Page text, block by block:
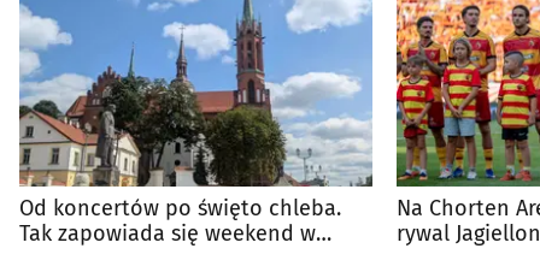
Od koncertów po święto chleba.
Tak zapowiada się weekend w
Na Chorten
rywal